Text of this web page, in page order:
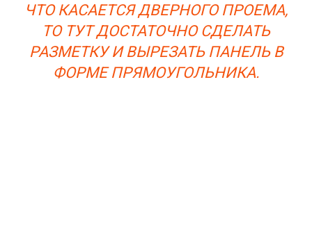
ЧТО КАСАЕТСЯ ДВЕРНОГО ПРОЕМА,
ТО ТУТ ДОСТАТОЧНО СДЕЛАТЬ
РАЗМЕТКУ И ВЫРЕЗАТЬ ПАНЕЛЬ В
ФОРМЕ ПРЯМОУГОЛЬНИКА.